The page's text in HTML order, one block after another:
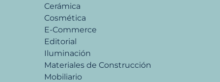
Cerámica
Cosmética
E-Commerce
Editorial
Iluminación
Materiales de Construcción
Mobiliario